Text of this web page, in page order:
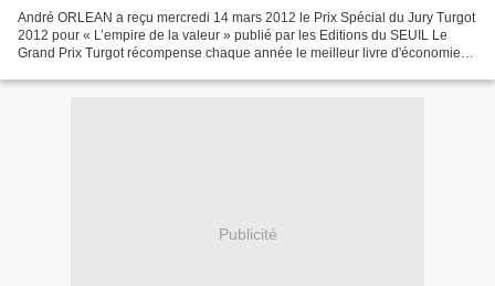
André ORLEAN a reçu mercredi 14 mars 2012 le Prix Spécial du Jury Turgot
2012 pour « L’empire de la valeur » publié par les Editions du SEUIL Le
Grand Prix Turgot récompense chaque année le meilleur livre d'économie
Publicité